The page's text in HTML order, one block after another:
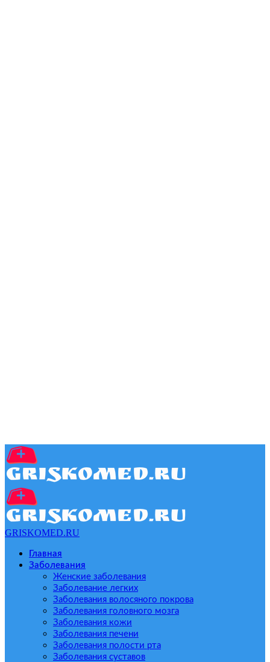
GRISKOMED.RU
Главная
Заболевания
Женские заболевания
Заболевание легких
Заболевания волосяного покрова
Заболевания головного мозга
Заболевания кожи
Заболевания печени
Заболевания полости рта
Заболевания суставов